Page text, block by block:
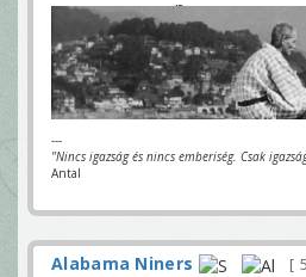
---
"Nincs igazság és nincs emberiség. Csak
Antal
Alabama Niners